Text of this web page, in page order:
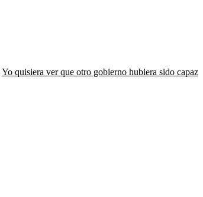
Yo quisiera ver que otro gobierno hubiera sido capaz